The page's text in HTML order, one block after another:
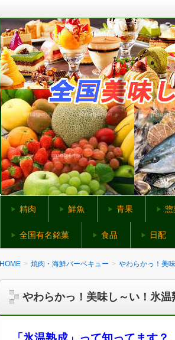
全国美味しいものネ
全国から美味しいものをお取り寄せ
精肉 鮮魚 青果 惣
全国有名銘菓 食品 日配
HOME 焼肉・海鮮バーベキュー やわらかっ！美
やわらかっ！美味し～い！氷温